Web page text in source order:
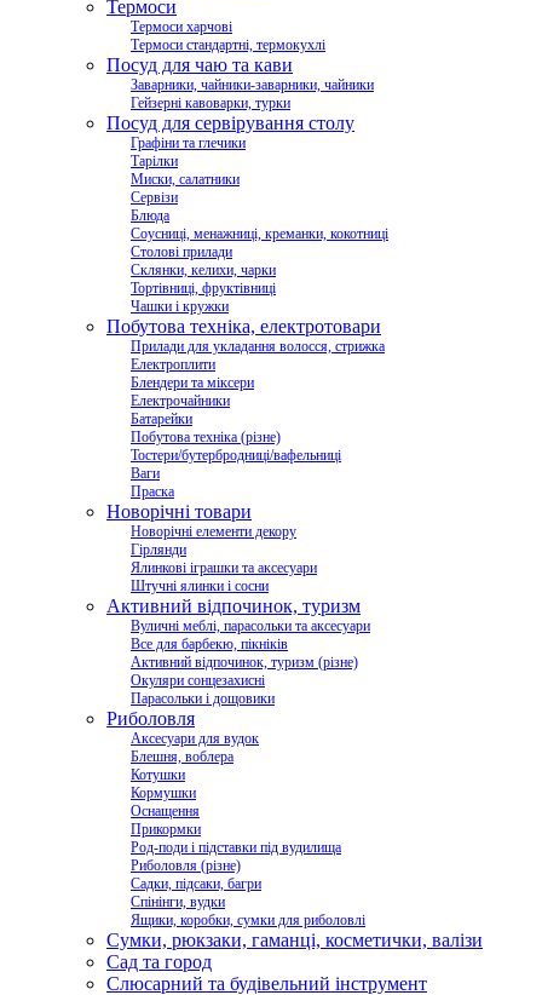
Термоси
Термоси харчові
Термоси стандартні, термокухлі
Посуд для чаю та кави
Заварники, чайники-заварники, чайники
Гейзерні кавоварки, турки
Посуд для сервірування столу
Графіни та глечики
Тарілки
Миски, салатники
Сервізи
Блюда
Соусниці, менажниці, креманки, кокотниці
Столові прилади
Склянки, келихи, чарки
Тортівниці, фруктівниці
Чашки і кружки
Побутова техніка, електротовари
Прилади для укладання волосся, стрижка
Електроплити
Блендери та міксери
Електрочайники
Батарейки
Побутова техніка (різне)
Тостери/бутербродниці/вафельниці
Ваги
Праска
Новорічні товари
Новорічні елементи декору
Гірлянди
Ялинкові іграшки та аксесуари
Штучні ялинки і сосни
Активний відпочинок, туризм
Вуличні меблі, парасольки та аксесуари
Все для барбекю, пікніків
Активний відпочинок, туризм (різне)
Окуляри сонцезахисні
Парасольки і дощовики
Риболовля
Аксесуари для вудок
Блешня, воблера
Котушки
Кормушки
Оснащення
Прикормки
Род-поди і підставки під вудилища
Риболовля (різне)
Садки, підсаки, багри
Спінінги, вудки
Ящики, коробки, сумки для риболовлі
Сумки, рюкзаки, гаманці, косметички, валізи
Сад та город
Слюсарний та будівельний інструмент